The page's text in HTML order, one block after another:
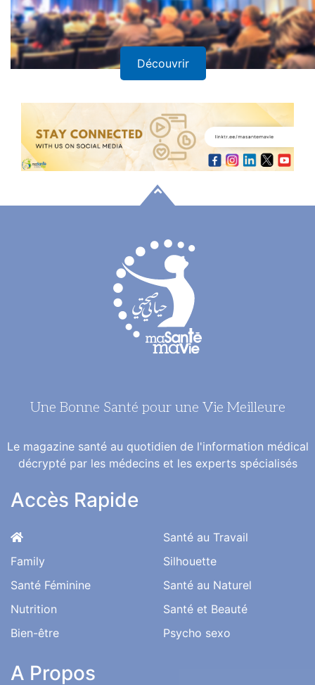
Découvrir
Une Bonne Santé pour une Vie Meilleure
Le magazine santé au quotidien de l'information médical
décrypté par les médecins et les experts spécialisés
Accès Rapide
Family
Santé Féminine
Nutrition
Bien-être
Santé au Travail
Silhouette
Santé au Naturel
Santé et Beauté
Psycho sexo
A Propos